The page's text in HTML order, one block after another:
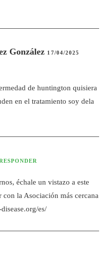
González 17/04/2025
de huntington quisiera
en el tratamiento soy dela
échale un vistazo a este
con la Asociación más cercana
es/